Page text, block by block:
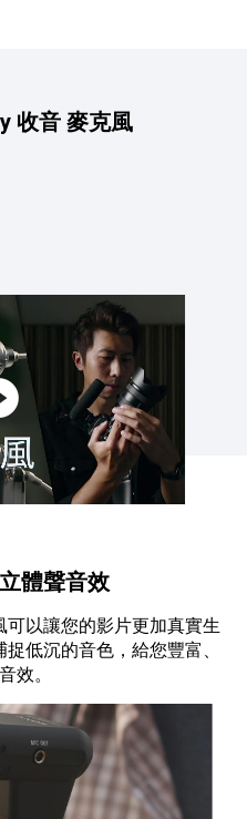
收音 麥克風
Sony 收音 麥克風
體聲音效
以讓您的影片更加真實生
低沉的音色，給您豐富、
效。